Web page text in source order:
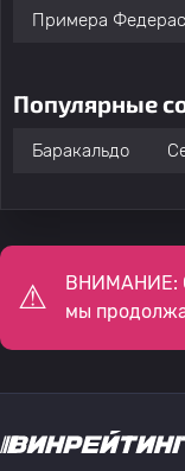
Примера
Популярные
Баракальдо
ВНИМАНИЕ:
мы